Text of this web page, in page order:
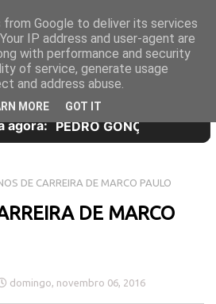
DE CARREIRA DE MARCO PAULO
DE MARCO
domingo, novembro 06, 2016
Google to deliver its services
IP address and user-agent are
with performance and security
of service, generate usage
and address abuse.
MORE GOT IT